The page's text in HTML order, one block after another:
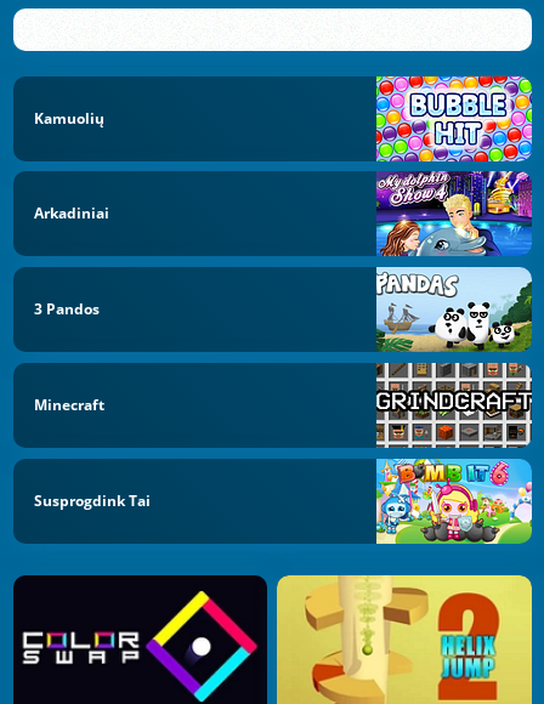
Kamuolių
Arkadiniai
3 Pandos
Minecraft
Susprogdink Tai